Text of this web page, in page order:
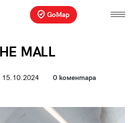
GoMap
MALL
15.10.2024
0 коментара